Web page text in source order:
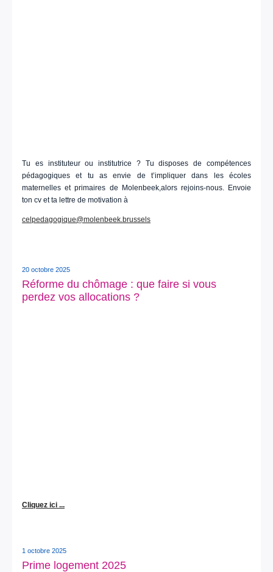
Tu es instituteur ou institutrice ? Tu disposes de compétences
pédagogiques et tu as envie de t’impliquer dans les écoles
maternelles et primaires de Molenbeek,alors rejoins-nous. Envoie
ton cv et ta lettre de motivation à
celpedagogique@molenbeek.brussels
20 octobre 2025
Réforme du chômage : que faire si vous
perdez vos allocations ?
Cliquez ici ...
1 octobre 2025
Prime logement 2025